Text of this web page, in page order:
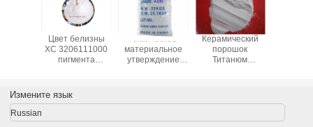
Б101
Цвет белизны
ХС 3206111000
пигмента
качества еды
Химическое
материальное
утверждение
Керамический
порошок
Титанюм
Измените язык
Russian